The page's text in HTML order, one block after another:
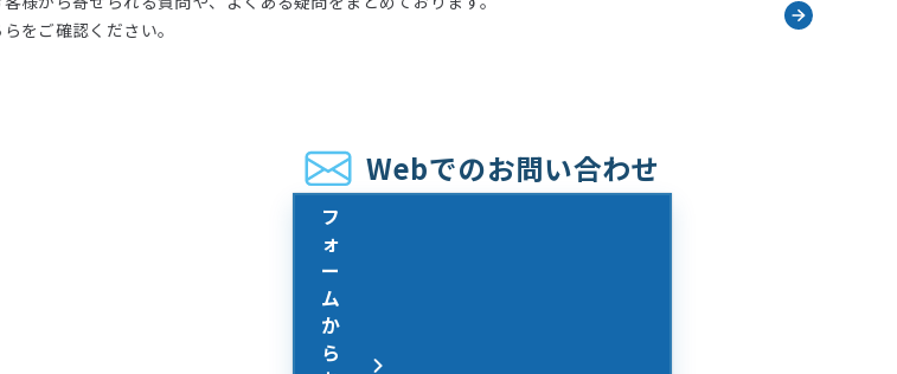
をご確認ください。
Webでのお問い合わせ
フ
ォ
ー
ム
か
ら